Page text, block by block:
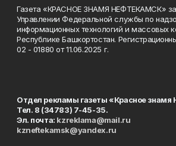
Газета «КРАСНОЕ ЗНАМЯ НЕФТЕКАМСК»
Управлении Федеральной службы по
информационных технологий и массовых
Республике Башкортостан.
02 - 01880 от 11.06.2025 г.
Отдел рекламы газеты «Красное
Тел. 8 (34783) 7-45-35.
Эл. почта: kzreklama@mail.ru
kzneftekamsk@yandex.ru